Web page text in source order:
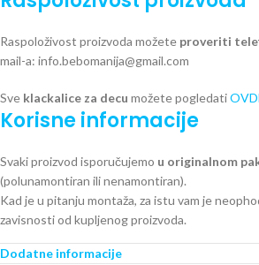
Raspoloživost proizvoda možete proveriti
mail-a: info.bebomanija@gmail.com
Sve klackalice za decu možete pogledati
Korisne informacije
Svaki proizvod isporučujemo u originalnom
(polunamontiran ili nenamontiran).
Kad je u pitanju montaža, za istu vam je
zavisnosti od kupljenog proizvoda.
Dodatne informacije